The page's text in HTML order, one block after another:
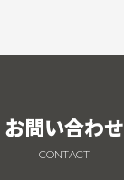
お問い合わせ
CONTACT